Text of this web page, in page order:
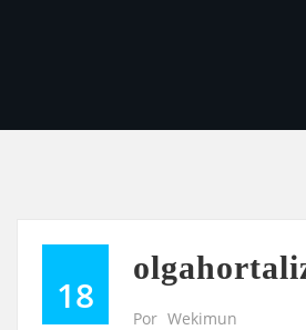
18
Por Wekimun